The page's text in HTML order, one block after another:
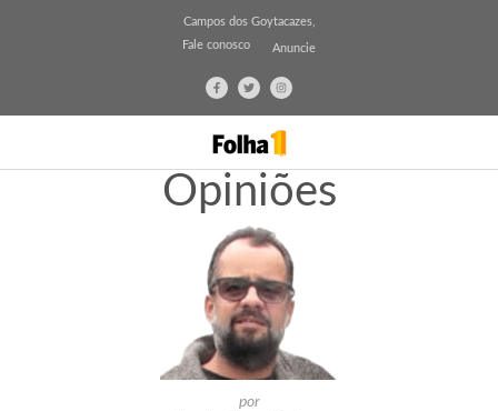
Campos dos Goytacazes,
Fale conosco
Anuncie
Opiniões
por